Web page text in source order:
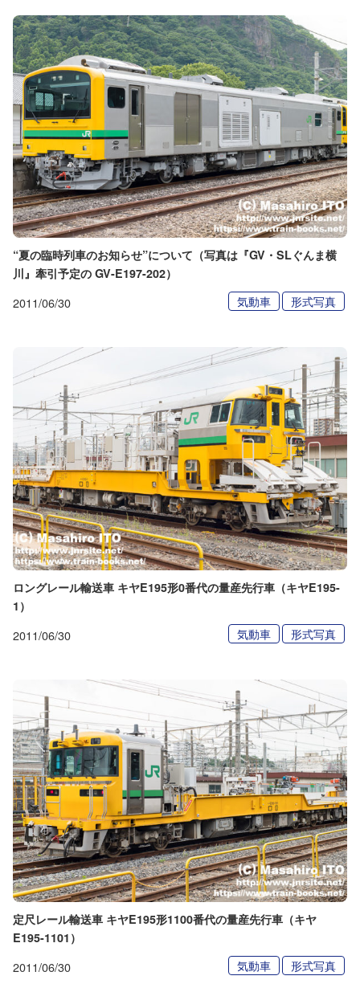
“夏の臨時列車のお知らせ”について（写真は『GV・SLぐんま横
川』牽引予定の GV-E197-202）
2011/06/30 気動車 形式写真
ロングレール輸送車 キヤE195形0番代の量産先行車（キヤE195-
1）
2011/06/30 気動車 形式写真
定尺レール輸送車 キヤE195形1100番代の量産先行車（キヤ
E195-1101）
2011/06/30 気動車 形式写真